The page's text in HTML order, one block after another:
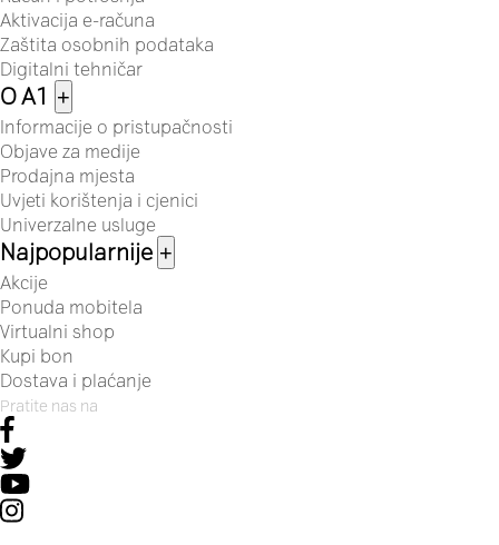
Aktivacija e-računa
Zaštita osobnih podataka
Digitalni tehničar
O A1 +
Informacije o pristupačnosti
Objave za medije
Prodajna mjesta
Uvjeti korištenja i cjenici
Univerzalne usluge
Najpopularnije +
Akcije
Ponuda mobitela
Virtualni shop
Kupi bon
Dostava i plaćanje
Pratite nas na